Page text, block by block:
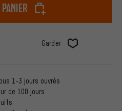
Garder
1-3 jours ouvrés
de 100 jours